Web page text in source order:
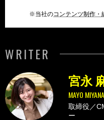
※当社のコンテンツ制作・
WRITER
MAYO
宮永
取締役／
ー